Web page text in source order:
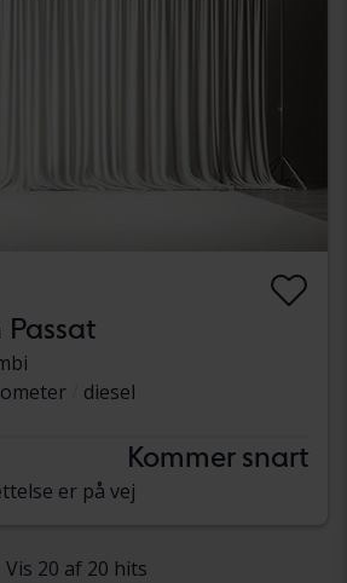
diesel
Kommer snart
er på vej
Vis 20 af 20 hits